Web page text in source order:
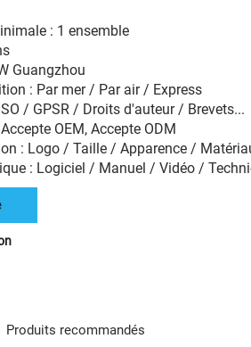
: 1 ensemble
Guangzhou
: Par mer / Par air / Express
/ GPSR / Droits d'auteur / Brevets...
OEM, Accepte ODM
: Logo / Taille / Apparence /
: Logiciel / Manuel / Vidéo /
Produits recommandés